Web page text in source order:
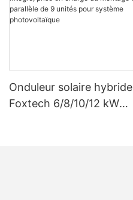
Onduleur solaire hybride
Foxtech 6/8/10/12 kW